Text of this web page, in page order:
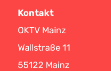
Kontakt
OKTV Mainz
Wallstraße 11
55122 Mainz